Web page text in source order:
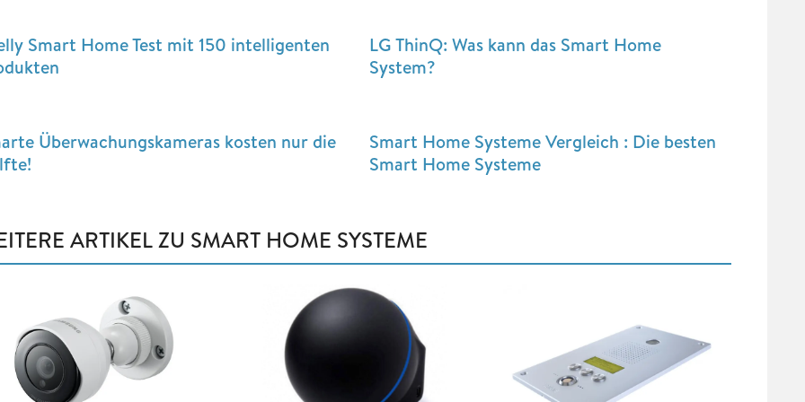
Smart Home Test mit 150 intelligenten
LG ThinQ: Was kann das Smart Home
System?
Überwachungskameras kosten nur die
Smart Home Systeme Vergleich : Die besten
Smart Home Systeme
ARTIKEL ZU SMART HOME SYSTEME